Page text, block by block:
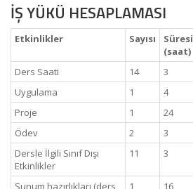
İŞ YÜKÜ HESAPLAMASI
Etkinlikler Sayısı
Süresi
(saat)
Ders Saati
14 3
Uygulama
1 4
Proje
1 24
Ödev
2 3
Dersle İlgili Sınıf Dışı
Etkinlikler
11 3
Sunum hazırlıkları (ders
1 16